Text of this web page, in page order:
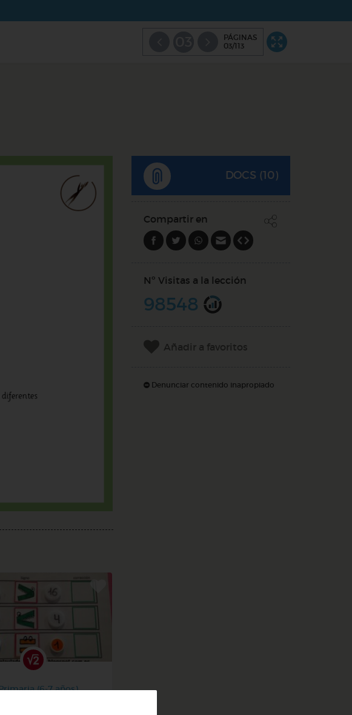
PÁGINAS
03/113
(6-7 años)
DOCS (10)
Compartir en
Nº Visitas a la lección
98548
Añadir a favoritos
Denunciar contenido inapropiado